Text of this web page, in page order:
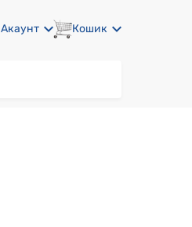
Акаунт Кошик